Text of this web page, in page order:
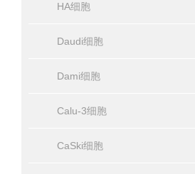
HA细胞
Daudi细胞
Dami细胞
Calu-3细胞
CaSki细胞